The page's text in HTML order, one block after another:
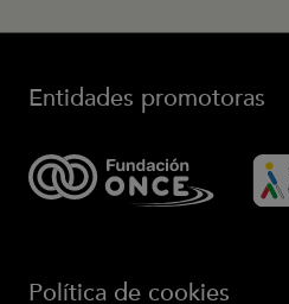
Entidades promotoras
(Abre
Política de cookies